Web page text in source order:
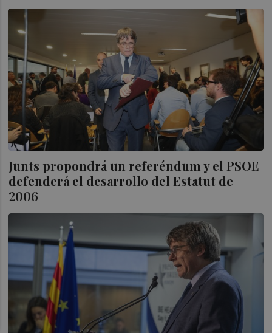
Junts propondrá un referéndum y el PSOE
defenderá el desarrollo del Estatut de
2006